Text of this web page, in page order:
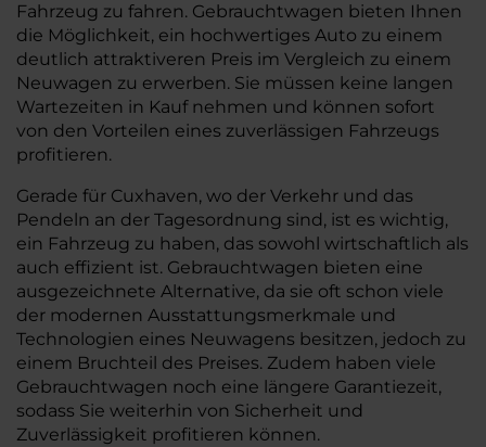
Fahrzeug zu fahren. Gebrauchtwagen bieten Ihnen
die Möglichkeit, ein hochwertiges Auto zu einem
deutlich attraktiveren Preis im Vergleich zu einem
Neuwagen zu erwerben. Sie müssen keine langen
Wartezeiten in Kauf nehmen und können sofort
von den Vorteilen eines zuverlässigen Fahrzeugs
profitieren.
Gerade für Cuxhaven, wo der Verkehr und das
Pendeln an der Tagesordnung sind, ist es wichtig,
ein Fahrzeug zu haben, das sowohl wirtschaftlich als
auch effizient ist. Gebrauchtwagen bieten eine
ausgezeichnete Alternative, da sie oft schon viele
der modernen Ausstattungsmerkmale und
Technologien eines Neuwagens besitzen, jedoch zu
einem Bruchteil des Preises. Zudem haben viele
Gebrauchtwagen noch eine längere Garantiezeit,
sodass Sie weiterhin von Sicherheit und
Zuverlässigkeit profitieren können.